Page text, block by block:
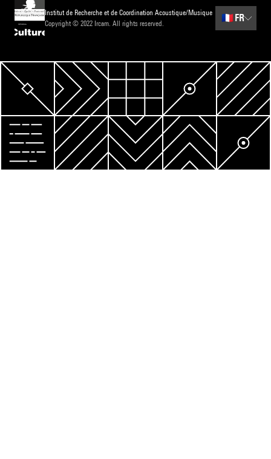
Institut de Recherche et de Coordination Acoustique/Musique
Copyright © 2022 Ircam. All rights reserved.
🇫🇷 FR